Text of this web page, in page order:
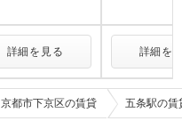
詳細を見る 詳細を
京都市下京区の賃貸 五条駅の賃